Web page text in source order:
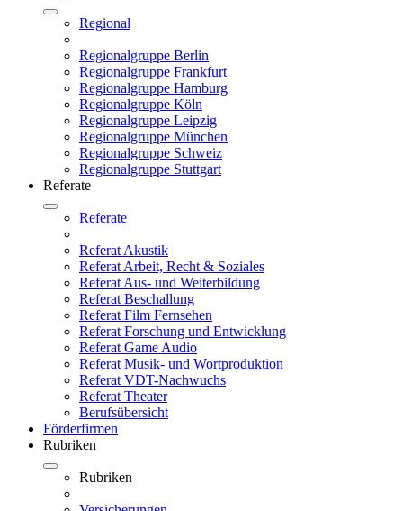
Regional
Regionalgruppe Berlin
Regionalgruppe Frankfurt
Regionalgruppe Hamburg
Regionalgruppe Köln
Regionalgruppe Leipzig
Regionalgruppe München
Regionalgruppe Schweiz
Regionalgruppe Stuttgart
Referate
Referate
Referat Akustik
Referat Arbeit, Recht & Soziales
Referat Aus- und Weiterbildung
Referat Beschallung
Referat Film Fernsehen
Referat Forschung und Entwicklung
Referat Game Audio
Referat Musik- und Wortproduktion
Referat VDT-Nachwuchs
Referat Theater
Berufsübersicht
Förderfirmen
Rubriken
Rubriken